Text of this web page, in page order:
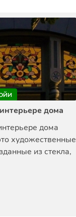
дома
дома
художественные
из стекла,